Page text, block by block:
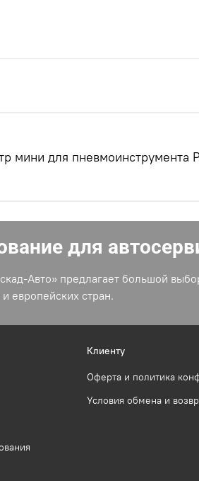
мини для пневмоинструмента
для
Авто» предлагает большой
европейских стран.
Клиенту
Оферта и политика
Условия обмена и